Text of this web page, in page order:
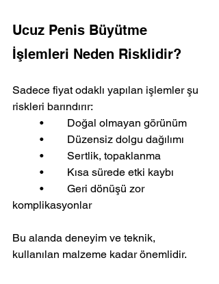
Ucuz Penis Büyütme
İşlemleri Neden Risklidir?
Sadece fiyat odaklı yapılan işlemler şu
riskleri barındırır:
	•	Doğal olmayan görünüm
	•	Düzensiz dolgu dağılımı
	•	Sertlik, topaklanma
	•	Kısa sürede etki kaybı
komplikasyonlar
Bu alanda deneyim ve teknik,
kullanılan malzeme kadar önemlidir.